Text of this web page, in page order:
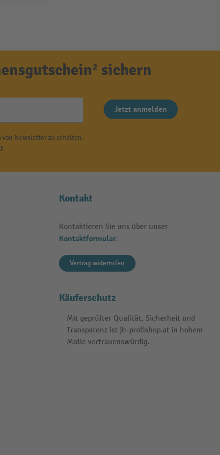
sichern
Jetzt anmelden
von Newsletter zu erhalten.
.
Kontakt
Kontaktieren Sie uns über unser
Kontaktformular.
Vertrag widerrufen
Käuferschutz
Mit geprüfter Qualität, Sicherheit und
Transparenz ist jh-profishop.at in hohem
Maße vertrauenswürdig.